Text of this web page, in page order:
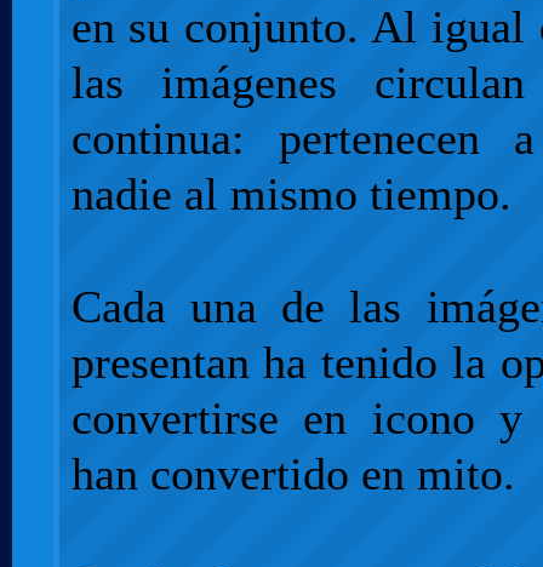
en su conjunto. Al igual
las imágenes
continua:
nadie al mismo tiempo.
Cada una de las
presentan ha tenido la
convertirse en icono
han convertido en mito.